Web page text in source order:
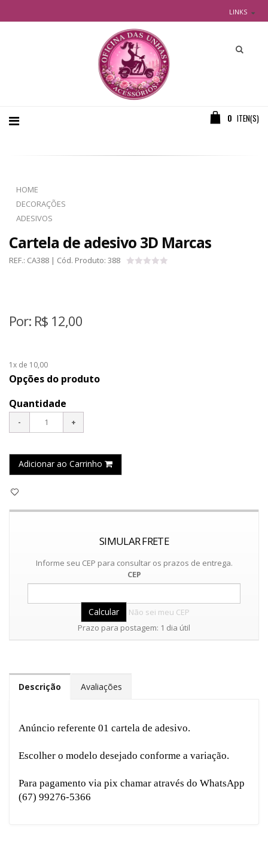
LINKS
0 ITEN(S)
HOME
DECORAÇÕES
ADESIVOS
Cartela de adesivo 3D Marcas
REF.: CA388 | Cód. Produto: 388
Por: R$ 12,00
1x de 10,00
Opções do produto
Quantidade
Adicionar ao Carrinho
SIMULAR FRETE
Informe seu CEP para consultar os prazos de entrega.
CEP
Não sei meu CEP
Prazo para postagem: 1 dia útil
Descrição Avaliações
Anúncio referente 01 cartela de adesivo.
Escolher o modelo desejado conforme a variação.
Para pagamento via pix chamar através do WhatsApp
(67) 99276-5366